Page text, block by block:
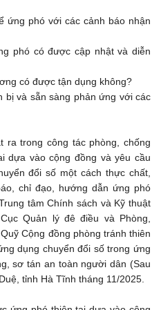
ứng phó với các cảnh báo nhận
phó có được cập nhật và diễn
có được tận dụng không?
và sẵn sàng phản ứng với các
ra trong công tác phòng, chống
dựa vào cộng đồng và yêu cầu
đổi số một cách thực chất,
chỉ đạo, hướng dẫn ứng phó
tâm Chính sách và Kỹ thuật
Quản lý đê điều và Phòng,
Cộng đồng phòng tránh thiên
dụng chuyển đổi số trong ứng
sơ tán an toàn người dân (Sau
tỉnh Hà Tĩnh tháng 11/2025.